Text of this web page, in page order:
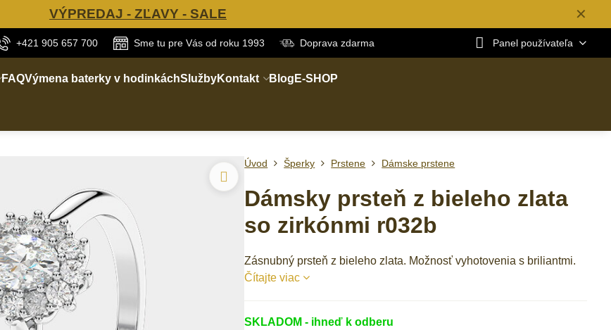
✕
VÝPREDAJ - ZĽAVY - SALE
+421 905 657 700 Sme tu pre Vás od roku 1993 Doprava zdarma Panel používateľa
FAQVýmena baterky v hodinkáchSlužbyKontakt Blog E-SHOP
Úvod Šperky Prstene Dámske prstene
Dámsky prsteň z bieleho zlata
so zirkónmi r032b
Zásnubný prsteň z bieleho zlata. Možnosť vyhotovenia s briliantmi.
Čítajte viac
SKLADOM - ihneď k odberu